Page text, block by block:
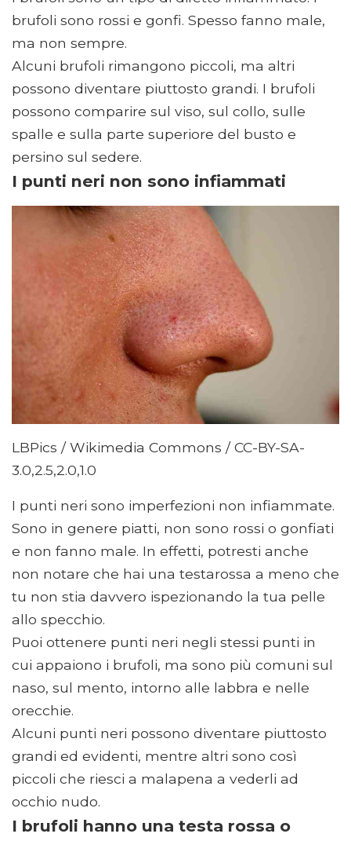
brufoli sono rossi e gonfi. Spesso fanno male,
ma non sempre.
Alcuni brufoli rimangono piccoli, ma altri
possono diventare piuttosto grandi. I brufoli
possono comparire sul viso, sul collo, sulle
spalle e sulla parte superiore del busto e
persino sul sedere.
I punti neri non sono infiammati
LBPics / Wikimedia Commons / CC-BY-SA-
3.0,2.5,2.0,1.0
I punti neri sono imperfezioni non infiammate.
Sono in genere piatti, non sono rossi o gonfiati
e non fanno male. In effetti, potresti anche
non notare che hai una testarossa a meno che
tu non stia davvero ispezionando la tua pelle
allo specchio.
Puoi ottenere punti neri negli stessi punti in
cui appaiono i brufoli, ma sono più comuni sul
naso, sul mento, intorno alle labbra e nelle
orecchie.
Alcuni punti neri possono diventare piuttosto
grandi ed evidenti, mentre altri sono così
piccoli che riesci a malapena a vederli ad
occhio nudo.
I brufoli hanno una testa rossa o